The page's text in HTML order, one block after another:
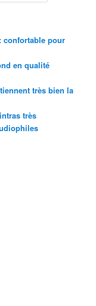
confortable pour
en qualité
très bien la
très